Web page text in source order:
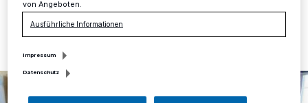
05.07.2024 , 14:10 Uhr Eine Minute Lesezeit
von Angeboten.
Ausführliche Informationen
Impressum
Datenschutz